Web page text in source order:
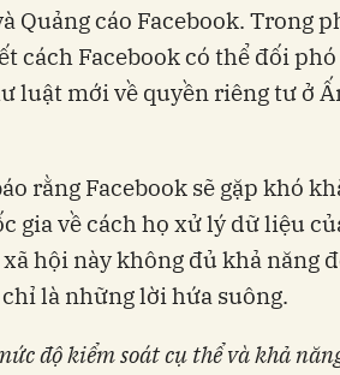
Quảng cáo Facebook. Trong
cách Facebook có thể đối
luật mới về quyền riêng tư ở
rằng Facebook sẽ gặp khó
gia về cách họ xử lý dữ liệu
hội này không đủ khả năng
là những lời hứa suông.
độ kiểm soát cụ thể và khả